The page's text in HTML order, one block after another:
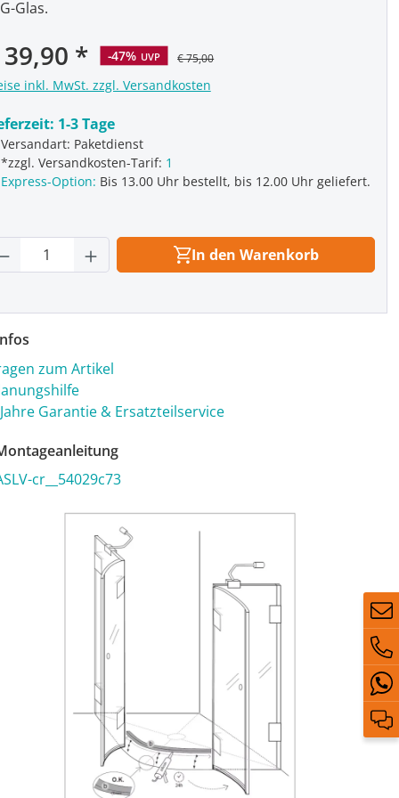
-47% UVP € 75,00
inkl. MwSt. zzgl. Versandkosten
1-3 Tage
Versandart: Paketdienst
*zzgl. Versandkosten-Tarif: 1
Express-Option: Bis 13.00 Uhr bestellt, bis 12.00 Uhr geliefert.
Glas.
Anzahl: Gib den gewünschten
In den Warenkorb
zum Artikel
Garantie & Ersatzteilservice
cr__54029c73